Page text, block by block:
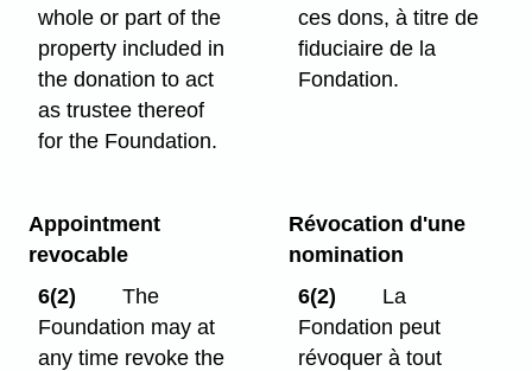
whole or part of the
property included in
the donation to act
as trustee thereof
for the Foundation.
ces dons, à titre de
fiduciaire de la
Fondation.
Appointment
revocable
6(2)
The
Foundation may at
any time revoke the
Révocation d'une
nomination
6(2)
La
Fondation peut
révoquer à tout